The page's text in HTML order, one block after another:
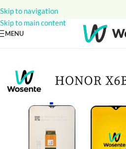
Skip to navigation
Skip to main content
MENU